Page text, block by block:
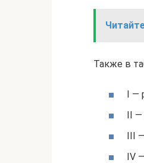
Также в
I —
II —
III
IV